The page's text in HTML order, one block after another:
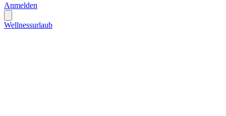
Anmelden
Wellnessurlaub